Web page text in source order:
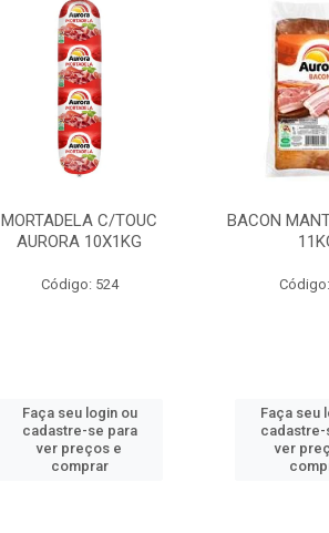
MORTADELA C/TOUC
AURORA 10X1KG
Código: 524
Faça seu login ou
cadastre-se para
ver preços e
comprar
BACON
Faça seu
cadastre-
ver